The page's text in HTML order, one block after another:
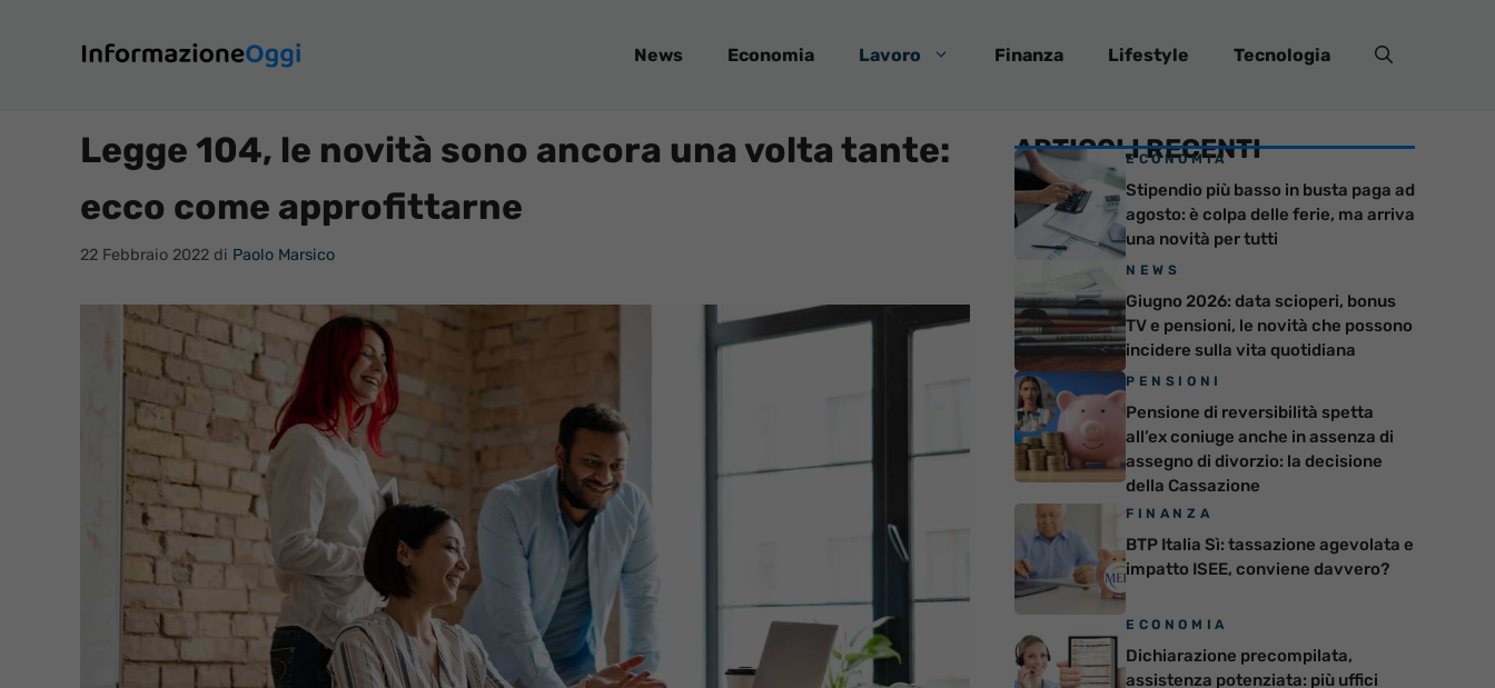
contenuto
News Economia Lavoro Finanza Lifestyle Tecnologia
Legge 104, le novità sono ancora una volta tante:
ecco come approfittarne
22 Febbraio 2022 di Paolo Marsico
ARTICOLI RECENTI
ECONOMIA
Stipendio più basso in busta paga ad
agosto: è colpa delle ferie, ma arriva
una novità per tutti
NEWS
Giugno 2026: data scioperi, bonus
TV e pensioni, le novità che possono
incidere sulla vita quotidiana
PENSIONI
Pensione di reversibilità spetta
all’ex coniuge anche in assenza di
assegno di divorzio: la decisione
della Cassazione
FINANZA
BTP Italia Sì: tassazione agevolata e
impatto ISEE, conviene davvero?
ECONOMIA
Dichiarazione precompilata,
assistenza potenziata: più uffici